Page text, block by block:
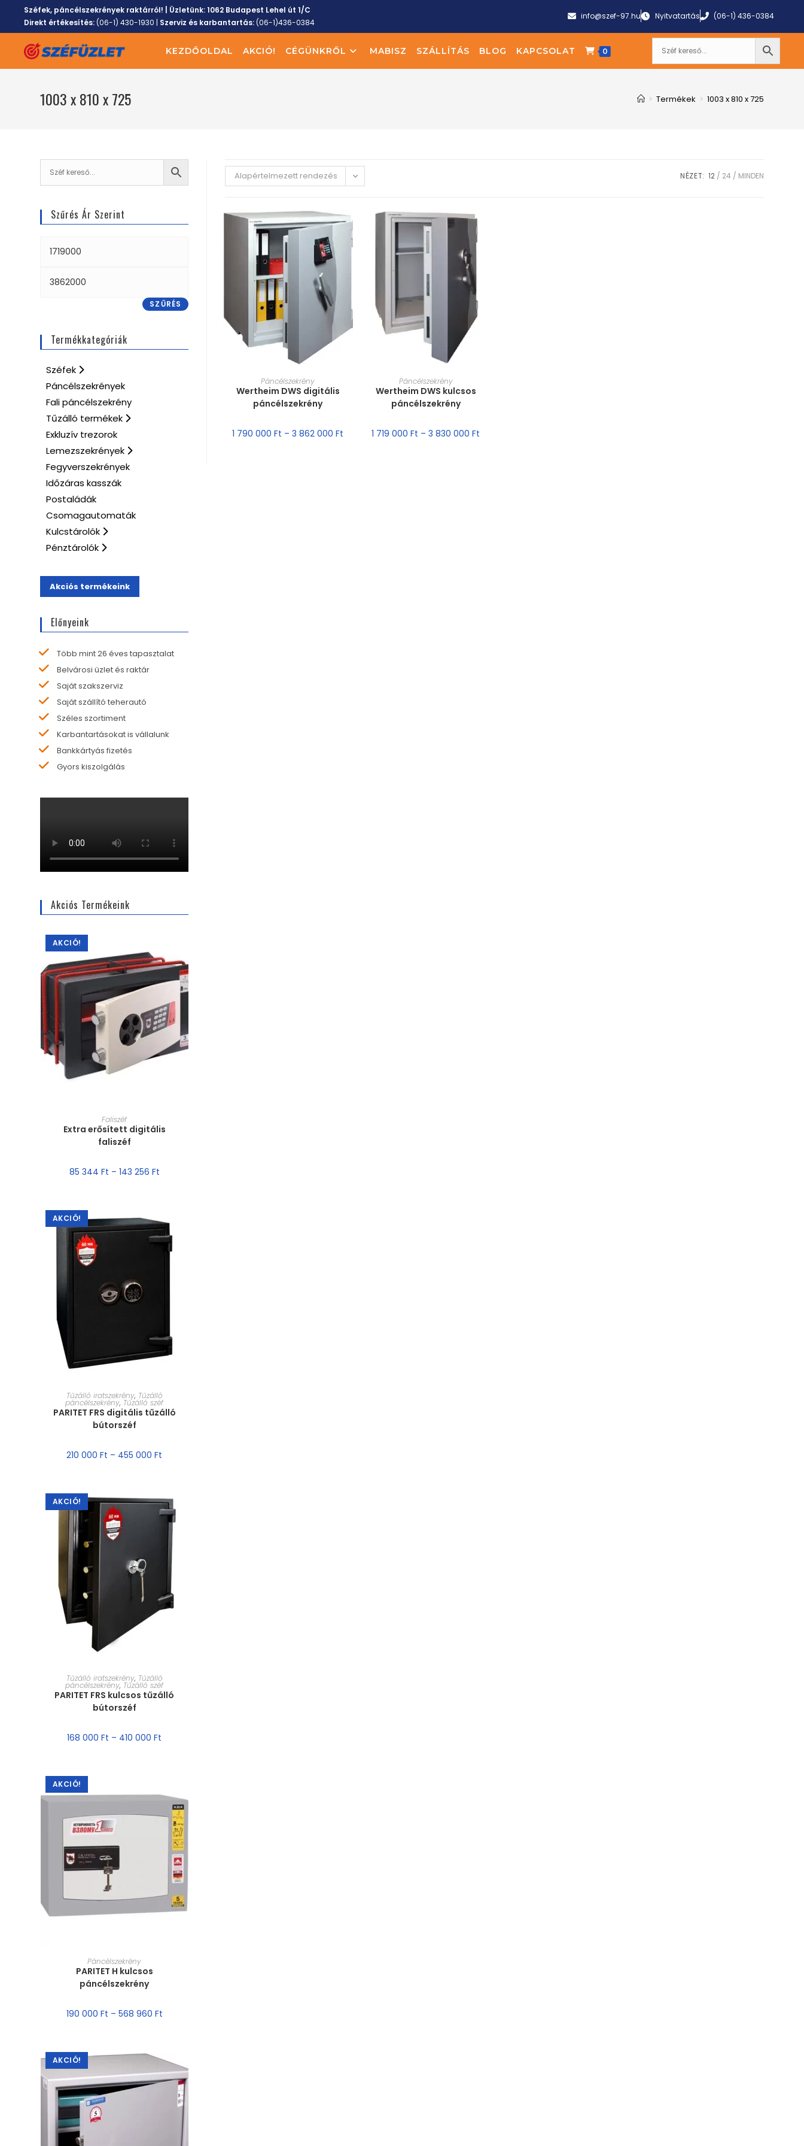
Széfek, páncélszekrények raktárról! | Üzletünk:1062 Budapest Lehel út 1/C
Direkt értékesítés:(06-1) 430-1930 | Szerviz és karbantartás:(06-1)436-0384
info@szef-97.hu Nyitvatartás (06-1) 436-0384
KEZDŐOLDAL AKCIÓ! CÉGÜNKRŐL MABISZ SZÁLLÍTÁS BLOG KAPCSOLAT 0
1003 x 810 x 725 > Termékek > 1003 x 810 x 725
Alapértelmezett rendezés NÉZET: 12 24 MINDEN
MÉRET VÁLASZTÁSA
Páncélszekrény
Wertheim DWS digitális
páncélszekrény
1 790 000Ft –3 862 000Ft
MÉRET VÁLASZTÁSA
Páncélszekrény
Wertheim DWS kulcsos
páncélszekrény
1 719 000Ft –3 830 000Ft
Szűrés Ár Szerint
SZŰRÉS
Termékkategóriák
Széfek
Páncélszekrények
Fali páncélszekrény
Tűzálló termékek
Exkluzív trezorok
Lemezszekrények
Fegyverszekrények
Időzáras kasszák
Postaládák
Csomagautomaták
Kulcstárolók
Pénztárolók
Akciós termékeink
Előnyeink
Több mint 26 éves tapasztalat
Belvárosi üzlet és raktár
Saját szakszerviz
Saját szállító teherautó
Széles szortiment
Karbantartásokat is vállalunk
Bankkártyás fizetés
Gyors kiszolgálás
Akciós Termékeink
AKCIÓ!
MÉRET VÁLASZTÁSA
Faliszéf
Extra erősített digitális
faliszéf
85 344 Ft – 143 256 Ft
AKCIÓ!
MÉRET VÁLASZTÁSA
Tűzálló iratszekrény, Tűzálló
páncélszekrény, Tűzálló széf
PARITET FRS digitális tűzálló
bútorszéf
210 000Ft – 455 000Ft
AKCIÓ!
MÉRET VÁLASZTÁSA
Tűzálló iratszekrény, Tűzálló
páncélszekrény, Tűzálló széf
PARITET FRS kulcsos tűzálló
bútorszéf
168 000Ft – 410 000Ft
AKCIÓ!
MÉRET VÁLASZTÁSA
Páncélszekrény
PARITET H kulcsos
páncélszekrény
190 000 Ft – 568 960 Ft
AKCIÓ!